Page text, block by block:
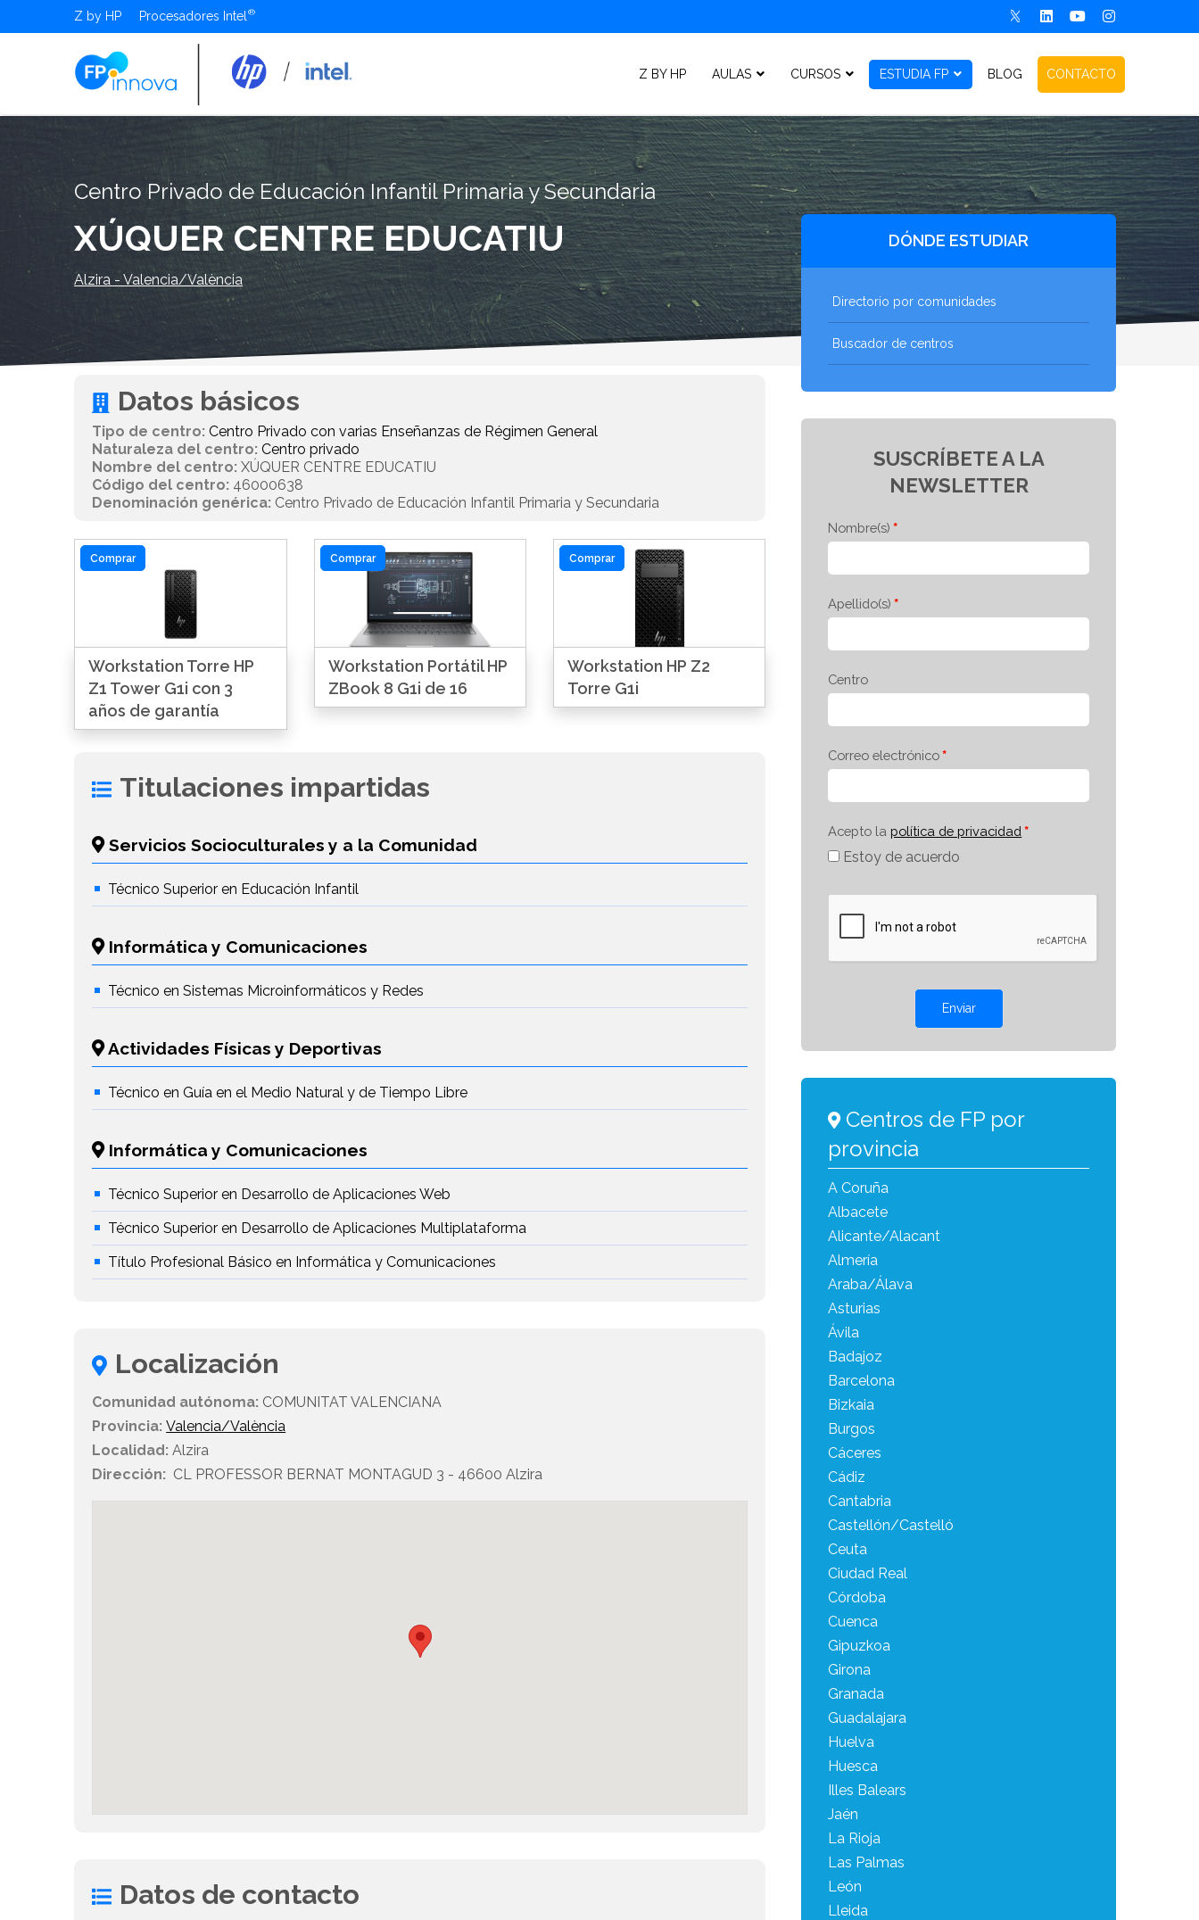
Z by HP Procesadores Intel
Z BY HP AULAS CURSOS ESTUDIA FP BLOG CONTACTO
Centro Privado de Educación Infantil Primaria y Secundaria
XÚQUER CENTRE EDUCATIU
Alzira - Valencia/València
Datos básicos
Tipo de centro: Centro Privado con varias Enseñanzas de Régimen General
Naturaleza del centro: Centro privado
Nombre del centro: XÚQUER CENTRE EDUCATIU
Código del centro: 46000638
Denominación genérica: Centro Privado de Educación Infantil Primaria y Secundaria
Comprar
Workstation Torre HP
Z1 Tower G1i con 3
años de garantía
Comprar
Workstation Portátil HP
ZBook 8 G1i de 16
Comprar
Workstation HP Z2
Torre G1i
Titulaciones impartidas
Servicios Socioculturales y a la Comunidad
Técnico Superior en Educación Infantil
Informática y Comunicaciones
Técnico en Sistemas Microinformáticos y Redes
Actividades Físicas y Deportivas
Técnico en Guía en el Medio Natural y de Tiempo Libre
Informática y Comunicaciones
Técnico Superior en Desarrollo de Aplicaciones Web
Técnico Superior en Desarrollo de Aplicaciones Multiplataforma
Título Profesional Básico en Informática y Comunicaciones
Localización
Comunidad autónoma: COMUNITAT VALENCIANA
Provincia: Valencia/València
Localidad: Alzira
Dirección: CL PROFESSOR BERNAT MONTAGUD 3 - 46600 Alzira
Datos de contacto
DÓNDE ESTUDIAR
Directorio por comunidades
Buscador de centros
SUSCRÍBETE A LA
NEWSLETTER
Nombre(s)
Apellido(s)
Centro
Correo electrónico
Acepto la política de privacidad
Estoy de acuerdo
Enviar
Centros de FP por
provincia
A Coruña
Albacete
Alicante/Alacant
Almería
Araba/Álava
Asturias
Ávila
Badajoz
Barcelona
Bizkaia
Burgos
Cáceres
Cádiz
Cantabria
Castellón/Castelló
Ceuta
Ciudad Real
Córdoba
Cuenca
Gipuzkoa
Girona
Granada
Guadalajara
Huelva
Huesca
Illes Balears
Jaén
La Rioja
Las Palmas
León
Lleida